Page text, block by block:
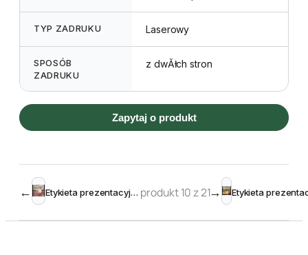
TYP ZADRUKU Laserowy
SPOSÓB
ZADRUKU
z dwĂłch stron
Zapytaj o produkt
← Etykieta prezentacyjna L1 A6 105 x 148 mm (4) produkt 10 z 21→